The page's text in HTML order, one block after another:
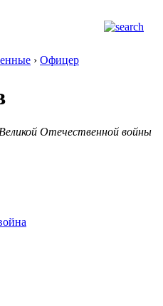
› Офицер
Отечественной войны